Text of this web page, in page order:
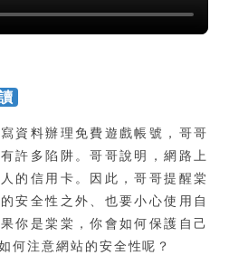
資料辦理免費遊戲帳號，哥哥
許多陷阱。哥哥說明，網路上
的信用卡。因此，哥哥提醒棠
安全性之外、也要小心使用自
你是棠棠，你會如何保護自己
何注意網站的安全性呢？